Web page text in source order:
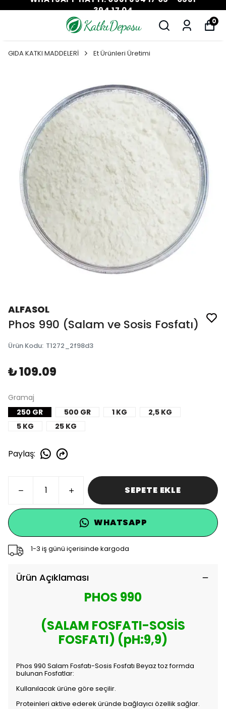
394 17 04
0
GIDA KATKI MADDELERİ Et Ürünleri Üretimi
ALFASOL
Phos 990 (Salam ve Sosis Fosfatı)
Ürün Kodu: T1272_2f98d3
₺ 109.09
Gramaj
250 GR
500 GR 1 KG
2,5 KG
5 KG
25 KG
Paylaş:
SEPETE EKLE
WHATSAPP
1-3 iş günü içerisinde kargoda
Ürün Açıklaması
PHOS 990
(SALAM FOSFATI-SOSİS
FOSFATI) (pH:9,9)
Phos 990 Salam Fosfatı-Sosis Fosfatı Beyaz toz formda
bulunan Fosfatlar:
Kullanılacak ürüne göre seçilir.
Proteinleri aktive ederek üründe bağlayıcı özellik sağlar.